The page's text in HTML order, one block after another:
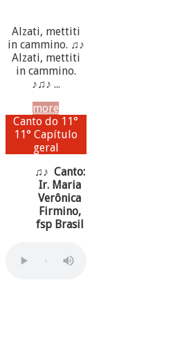
Alzati, mettiti
in cammino. ♫♪
Alzati, mettiti
in cammino.
♪♫♪ ...
more
Canto do 11°
11° Capítulo
geral
♫♪ Canto:
Ir. Maria
Verônica
Firmino,
fsp Brasil